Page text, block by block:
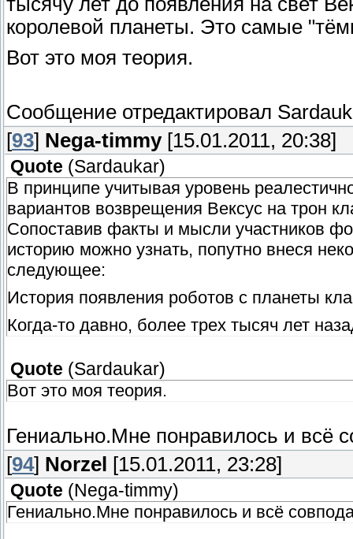
королевой планеты. Это самые
Вот это моя теория.
Сообщение отредактировал
[93] Nega-timmy[15.01.2011, 20:38]
Quote (Sardaukar)
В принципе учитывая уровень
вариантов возврещения Вексус на трон
Сопоставив факты и мысли участников
историю можно узнать, попутно внеся
следующее:
История появления роботов с планеты
Когда-то давно, более трех тысяч лет
своему образу и подобию, похожие на
похожи на людей. Возможно, созданны
И в один прекрасный момент произошло
своим хозяевам, и захотели жить по-
создателей, и нашли себе пустующую
Кластер и "Робополис", которому к
лет.
Вексус - 2 тысячи лет. И кстати
Quote (Sardaukar)
Вот это моя теория.
Гениально.Мне понравилось и всё
[94] Norzel [15.01.2011, 23:28]
Quote (Nega-timmy)
Гениально.Мне понравилось и всё